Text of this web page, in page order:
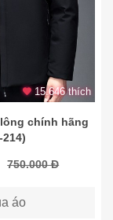
15.646 thích
chính hãng
214)
750.000 Đ
áo